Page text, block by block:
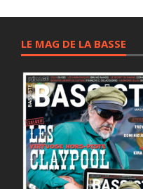
LE MAG DE LA BASSE